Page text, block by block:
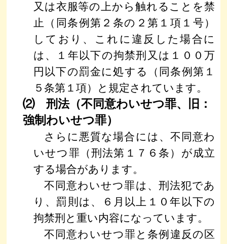
又は衣服等の上から触れることを禁
止（同条例第２条の２第１項１号）
しており、これに違反した場合に
は、１年以下の拘禁刑又は１００万
円以下の罰金に処する（同条例第１
５条第１項）と規定されています。
⑵ 刑法（不同意わいせつ罪、旧：
強制わいせつ罪）
さらに悪質な場合には、不同意わ
いせつ罪（刑法第１７６条）が成立
する場合があります。
不同意わいせつ罪は、刑法犯であ
り、罰則は、６月以上１０年以下の
拘禁刑と重い内容になっています。
不同意わいせつ罪と条例違反の区